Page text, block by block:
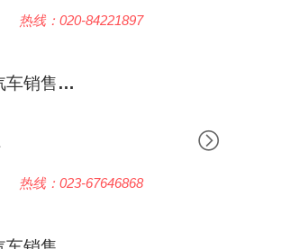
热线：020-84221897
重庆北骏汽车销售有限公司
热线：023-67646868